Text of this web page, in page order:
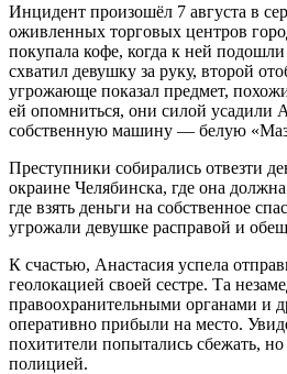
Инцидент произошёл 7 августа в
оживленных торговых центров
покупала кофе, когда к ней
схватил девушку за руку, второй
угрожающе показал предмет,
ей опомниться, они силой усадили
собственную машину — белую
Преступники собирались отвезти
окраине Челябинска, где она
где взять деньги на собственное
угрожали девушке расправой и
К счастью, Анастасия успела
геолокацией своей сестре. Та
правоохранительными органами и
оперативно прибыли на место.
похитители попытались сбежать,
полицией.